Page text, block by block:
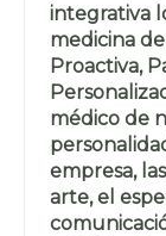
integrativa
medicina de
Proactiva,
médico de
empresa,
arte, el